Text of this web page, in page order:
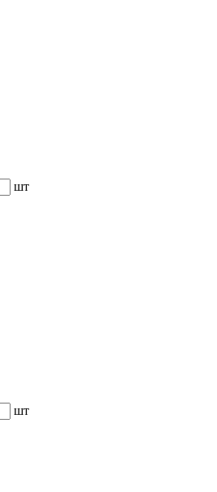
шт
шт